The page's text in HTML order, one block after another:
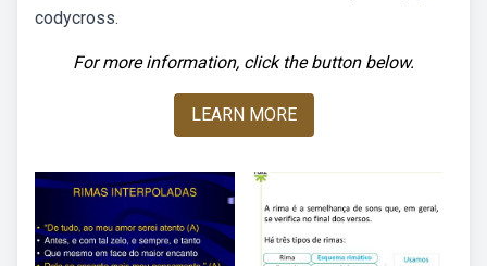
codycross.
For more information, click the button below.
LEARN MORE